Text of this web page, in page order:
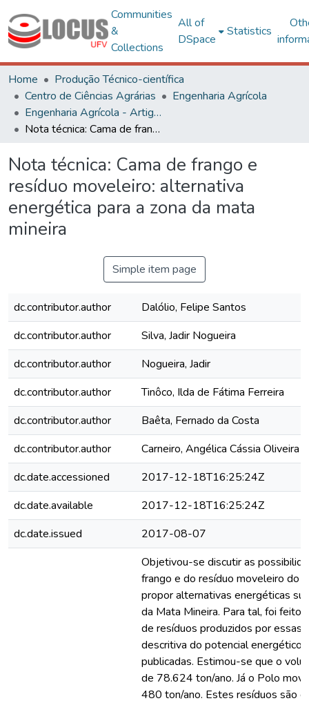
Communities
&
Collections
All of
DSpace
Statistics
Home
Produção Técnico-científica
Centro de Ciências Agrárias
Engenharia Agrícola
Engenharia Agrícola - Artigos
Nota técnica: Cama de frango e resíduo moveleiro: alternativa energética para a zona da mata mineira
Nota técnica: Cama de frango e
resíduo moveleiro: alternativa
energética para a zona da mata
mineira
Simple item page
dc.contributor.author
Dalólio, Felipe Santos
dc.contributor.author
Silva, Jadir Nogueira
dc.contributor.author
Nogueira, Jadir
dc.contributor.author
Tinôco, Ilda de Fátima Ferreira
dc.contributor.author
Baêta, Fernado da Costa
dc.contributor.author
Carneiro, Angélica Cássia Oliveira
dc.date.accessioned
2017-12-18T16:25:24Z
dc.date.available
2017-12-18T16:25:24Z
dc.date.issued
2017-08-07
Objetivou-se discutir as
frango e do resíduo moveleiro do
propor alternativas energéticas
da Mata Mineira. Para tal, foi feito
de resíduos produzidos por essas
descritiva do potencial energético
publicadas. Estimou-se que o
de 78.624 ton/ano. Já o Polo
480 ton/ano. Estes resíduos são